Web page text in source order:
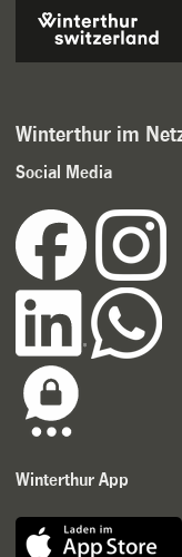
Winterthur im
Social Media
Winterthur App